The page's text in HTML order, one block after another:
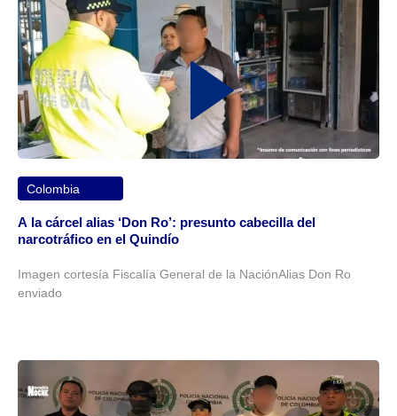
Colombia
A la cárcel alias ‘Don Ro’: presunto cabecilla del
narcotráfico en el Quindío
Imagen cortesía Fiscalía General de la NaciónAlias Don Ro
enviado